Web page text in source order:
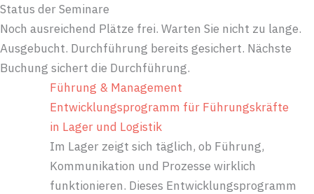
Status der Seminare
Noch ausreichend Plätze frei. Warten Sie nicht zu lange.
Ausgebucht. Durchführung bereits gesichert. Nächste
Buchung sichert die Durchführung.
Führung & Management
Entwicklungsprogramm für Führungskräfte
in Lager und Logistik
Im Lager zeigt sich täglich, ob Führung,
Kommunikation und Prozesse wirklich
funktionieren. Dieses Entwicklungsprogramm